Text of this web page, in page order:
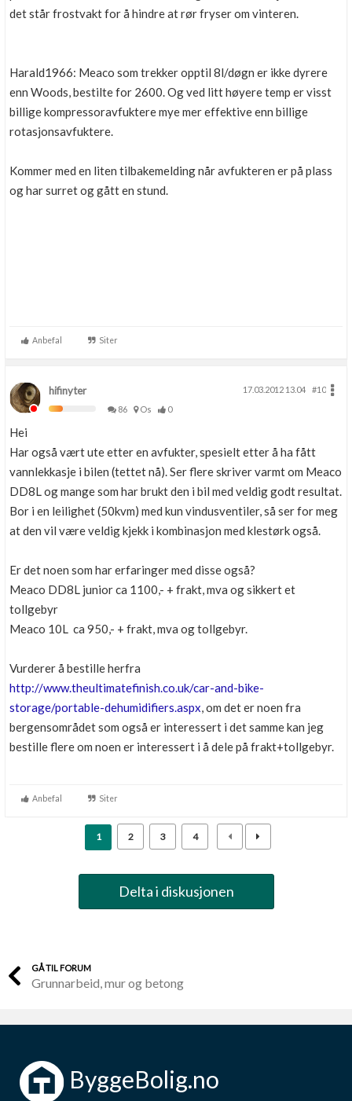
det står frostvakt for å hindre at rør fryser om vinteren.
Harald1966: Meaco som trekker opptil 8l/døgn er ikke dyrere
enn Woods, bestilte for 2600. Og ved litt høyere temp er visst
billige kompressoravfuktere mye mer effektive enn billige
rotasjonsavfuktere.
Kommer med en liten tilbakemelding når avfukteren er på plass
og har surret og gått en stund.
Anbefal Siter
hifinyter 17.03.2012 13.04
#10
86
Os 0
Hei
Har også vært ute etter en avfukter, spesielt etter å ha fått
vannlekkasje i bilen (tettet nå). Ser flere skriver varmt om Meaco
DD8L og mange som har brukt den i bil med veldig godt resultat.
Bor i en leilighet (50kvm) med kun vindusventiler, så ser for meg
at den vil være veldig kjekk i kombinasjon med klestørk også.
Er det noen som har erfaringer med disse også?
Meaco DD8L junior ca 1100,- + frakt, mva og sikkert et
tollgebyr
Meaco 10L ca 950,- + frakt, mva og tollgebyr.
Vurderer å bestille herfra
http://www.theultimatefinish.co.uk/car-and-bike-
storage/portable-dehumidifiers.aspx, om det er noen fra
bergensområdet som også er interessert i det samme kan jeg
bestille flere om noen er interessert i å dele på frakt+tollgebyr.
Anbefal Siter
1 2 3 4
Delta i diskusjonen
GÅ TIL FORUM
Grunnarbeid, mur og betong
ByggeBolig.no